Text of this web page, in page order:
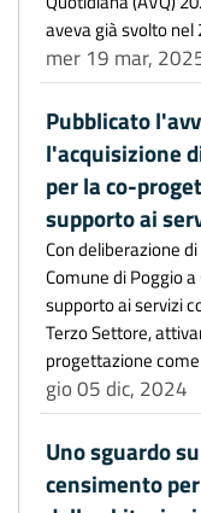
aveva già svolto nel
mer 19 mar,
Pubblicato
l'acquisizione
per la co-
supporto ai
Con deliberazione
Comune di Poggio
supporto ai servizi
Terzo Settore,
progettazione come
gio 05 dic, 2024
Uno sguardo
censimento